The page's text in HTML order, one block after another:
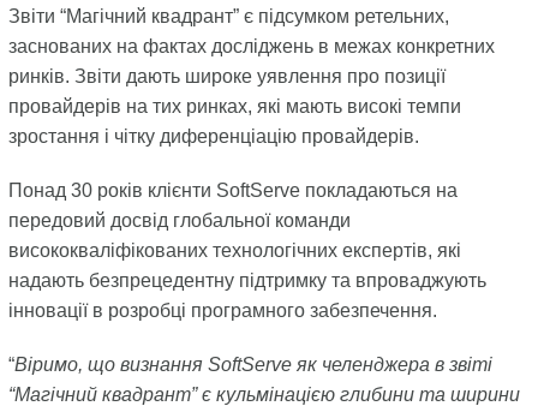
Звіти “Магічний квадрант” є підсумком ретельних,
заснованих на фактах досліджень в межах конкретних
ринків. Звіти дають широке уявлення про позиції
провайдерів на тих ринках, які мають високі темпи
зростання і чітку диференціацію провайдерів.
Понад 30 років клієнти SoftServe покладаються на
передовий досвід глобальної команди
висококваліфікованих технологічних експертів, які
надають безпрецедентну підтримку та впроваджують
інновації в розробці програмного забезпечення.
“Віримо, що визнання SoftServe як челенджера в звіті
“Магічний квадрант” є кульмінацією глибини та ширини